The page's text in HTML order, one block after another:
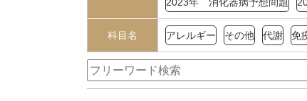
科目名 アレルギー その他 代謝 免